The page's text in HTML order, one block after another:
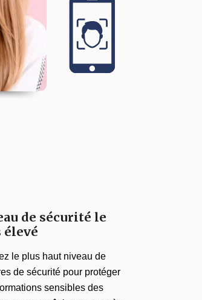
de sécurité le
élevé
le plus haut niveau de
de sécurité pour protéger
sensibles des